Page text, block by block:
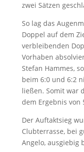
zwei Sätzen
So lag das
Doppel auf dem
verbleibenden
Vorhaben
Stefan Hammes,
beim 6:0 und 6:2
ließen. Somit war
dem Ergebnis von
Der Auftaktsieg
Clubterrasse, bei
Angelo, ausgiebig